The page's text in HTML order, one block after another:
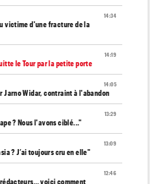
14:34
victime d'une fracture de la
14:19
le Tour par la petite porte
14:05
Jarno Widar, contraint à l'abandon
13:29
? Nous l'avons ciblé..."
13:09
? J’ai toujours cru en elle"
12:46
voici comment